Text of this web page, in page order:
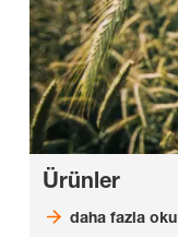
Ürünler
daha fazla oku